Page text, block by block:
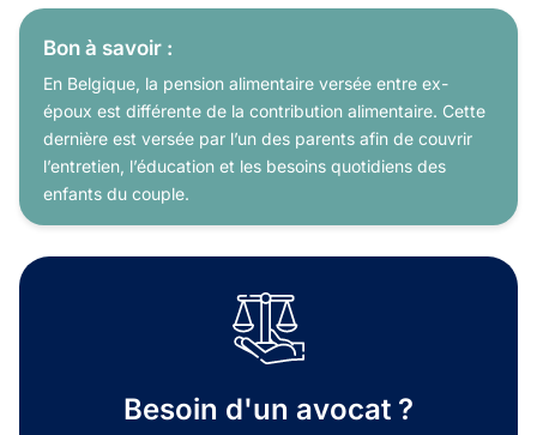
Bon à savoir :
En Belgique, la pension alimentaire versée entre ex-
époux est différente de la contribution alimentaire. Cette
dernière est versée par l’un des parents afin de couvrir
l’entretien, l’éducation et les besoins quotidiens des
enfants du couple.
Besoin d'un avocat ?